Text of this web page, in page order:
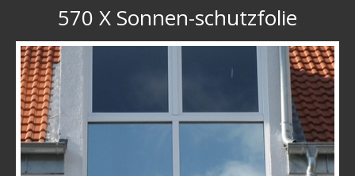
570 X Sonnen-schutzfolie